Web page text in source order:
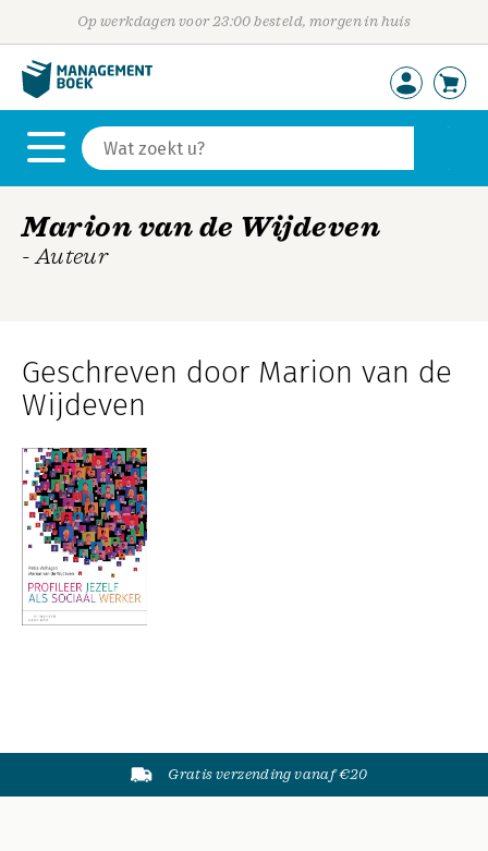
Op werkdagen voor 23:00 besteld, morgen in huis
Marion van de Wijdeven
- Auteur
Geschreven door Marion van de
Wijdeven
Gratis verzending vanaf €20